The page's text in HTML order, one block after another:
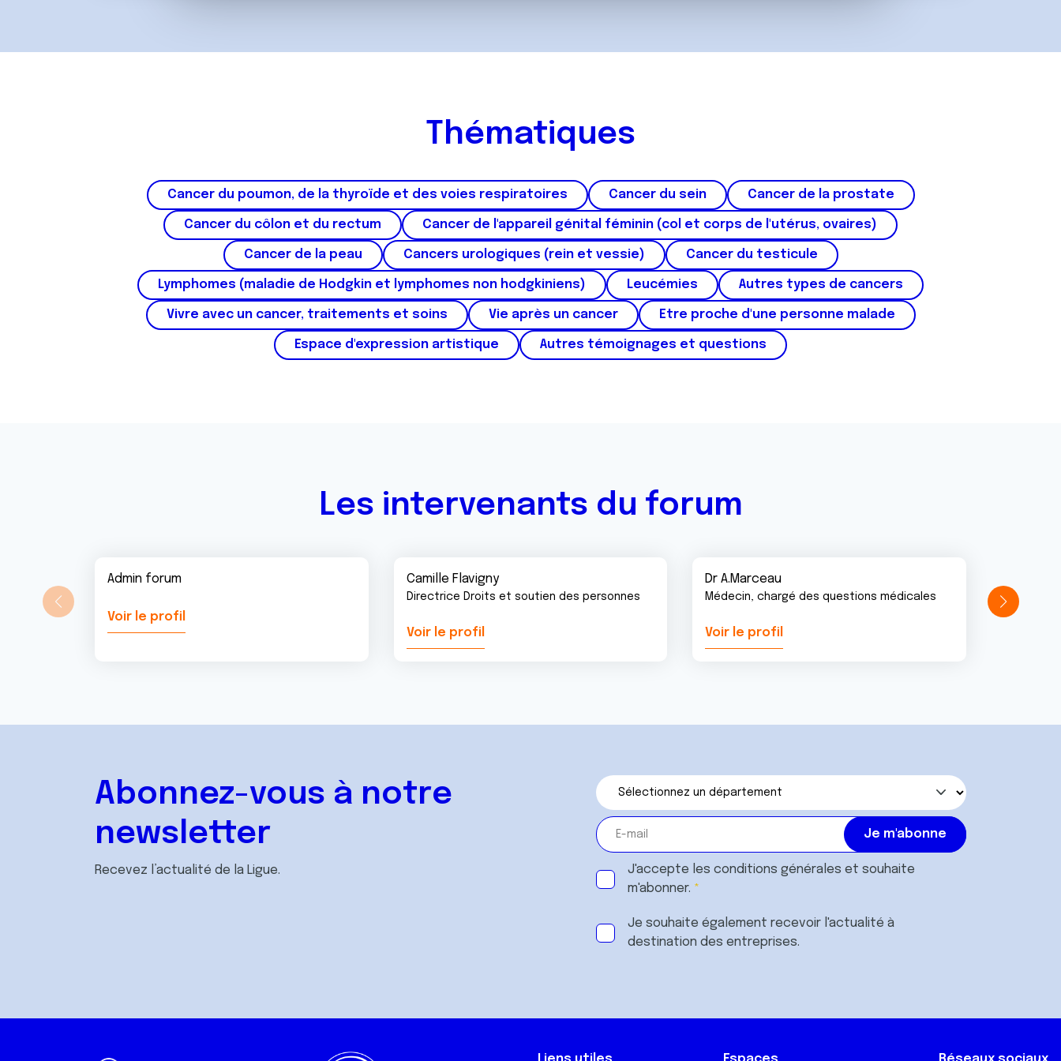
e
n
Thématiques
Cancer du poumon, de la thyroïde et des voies respiratoires Cancer du sein Cancer de la prostate
Cancer du côlon et du rectum Cancer de l'appareil génital féminin (col et corps de l'utérus, ovaires)
Cancer de la peau Cancers urologiques (rein et vessie) Cancer du testicule
Lymphomes (maladie de Hodgkin et lymphomes non hodgkiniens) Leucémies Autres types de cancers
Vivre avec un cancer, traitements et soins Vie après un cancer Etre proche d'une personne malade
Espace d'expression artistique Autres témoignages et questions
Les intervenants du forum
Admin forum
Voir le profil
Camille Flavigny
Directrice Droits et soutien des personnes
Voir le profil
Dr A.Marceau
Médecin, chargé des questions médicales
Voir le profil
Abonnez-vous à notre
newsletter
Recevez l’actualité de la Ligue. J'accepte les conditions générales et souhaite
m'abonner.
Je souhaite également recevoir l'actualité à
destination des entreprises.